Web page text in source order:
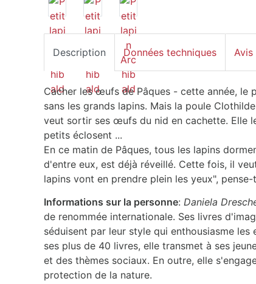
Description Données techniques
Cacher les œufs de Pâques - cette année, le
sans les grands lapins. Mais la poule
veut sortir ses œufs du nid en cachette. Elle
petits éclosent ...
En ce matin de Pâques, tous les lapins
d'entre eux, est déjà réveillé. Cette fois, il
lapins vont en prendre plein les yeux",
Informations sur la personne: Daniela
de renommée internationale. Ses livres
séduisent par leur style qui enthousiasme
ses plus de 40 livres, elle transmet à ses
et des thèmes sociaux. En outre, elle
protection de la nature.